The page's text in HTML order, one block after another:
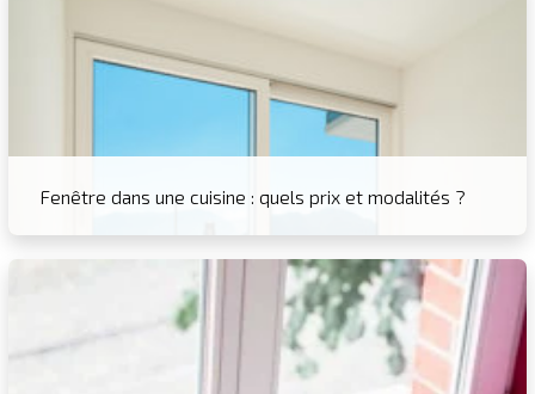
Fenêtre dans une cuisine : quels prix et modalités ?